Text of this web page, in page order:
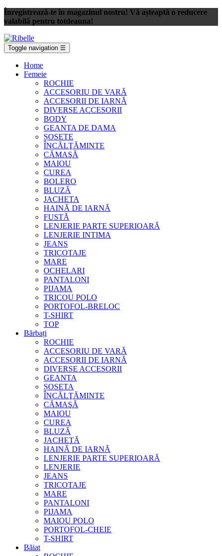
Înregistrează-te în magazinul nostru! Vă așteaptă o reducere
valabilă pentru totdeauna!
Toggle navigation ☰
Home
Femeie
ROCHIE
ACCESORIU DE VARĂ
ACCESORII DE IARNĂ
DIVERSE ACCESORII
BODY
GEANTA DE DAMA
ȘOSETE
ÎNCĂLŢĂMINTE
CĂMAŞĂ
MAIOU
CUREA
BOLERO
BLUZĂ
JACHETA
HAINĂ DE IARNĂ
FUSTĂ
LENJERIE PARTE SUPERIOARĂ
LENJERIE INTIMA
JEANS
TRICOTAJE
MARE
OCHELARI
PANTALONI
PIJAMA
TRICOU POLO
PORTOFOL-BRELOC
T-SHIRT
TOP
Bărbați
ROCHIE
ACCESORIU DE VARĂ
ACCESORII DE IARNĂ
DIVERSE ACCESORII
GEANTA
ȘOSETA
ÎNCĂLŢĂMINTE
CĂMAŞĂ
MAIOU
CUREA
BLUZĂ
JACHETĂ
HAINĂ DE IARNĂ
LENJERIE PARTE SUPERIOARĂ
LENJERIE
JEANS
TRICOTAJE
MARE
PANTALONI
PIJAMA
MAIOU POLO
PORTOFOL-CHEIE
T-SHIRT
Băiat